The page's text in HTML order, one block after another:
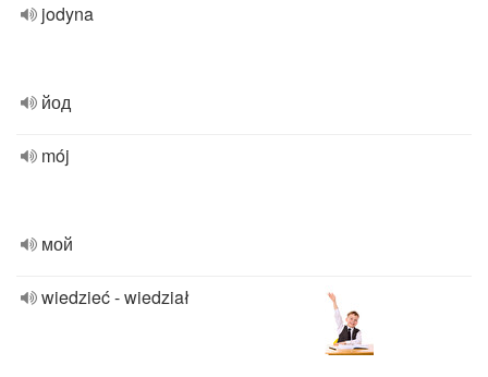
jodyna
йод
mój
мой
wiedzieć - wiedział